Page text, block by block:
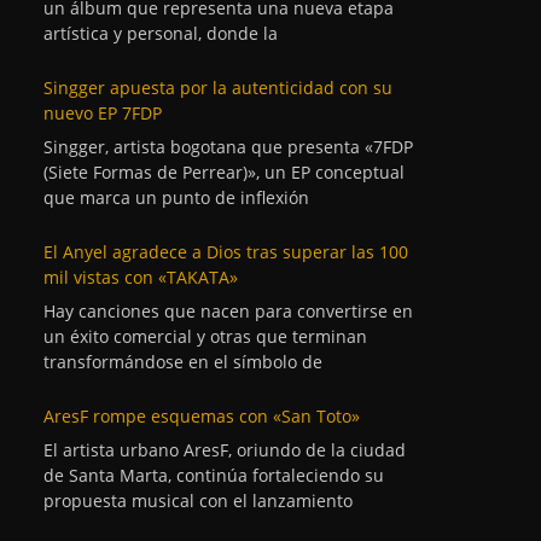
un álbum que representa una nueva etapa
artística y personal, donde la
Singger apuesta por la autenticidad con su
nuevo EP 7FDP
Singger, artista bogotana que presenta «7FDP
(Siete Formas de Perrear)», un EP conceptual
que marca un punto de inflexión
El Anyel agradece a Dios tras superar las 100
mil vistas con «TAKATA»
Hay canciones que nacen para convertirse en
un éxito comercial y otras que terminan
transformándose en el símbolo de
AresF rompe esquemas con «San Toto»
El artista urbano AresF, oriundo de la ciudad
de Santa Marta, continúa fortaleciendo su
propuesta musical con el lanzamiento